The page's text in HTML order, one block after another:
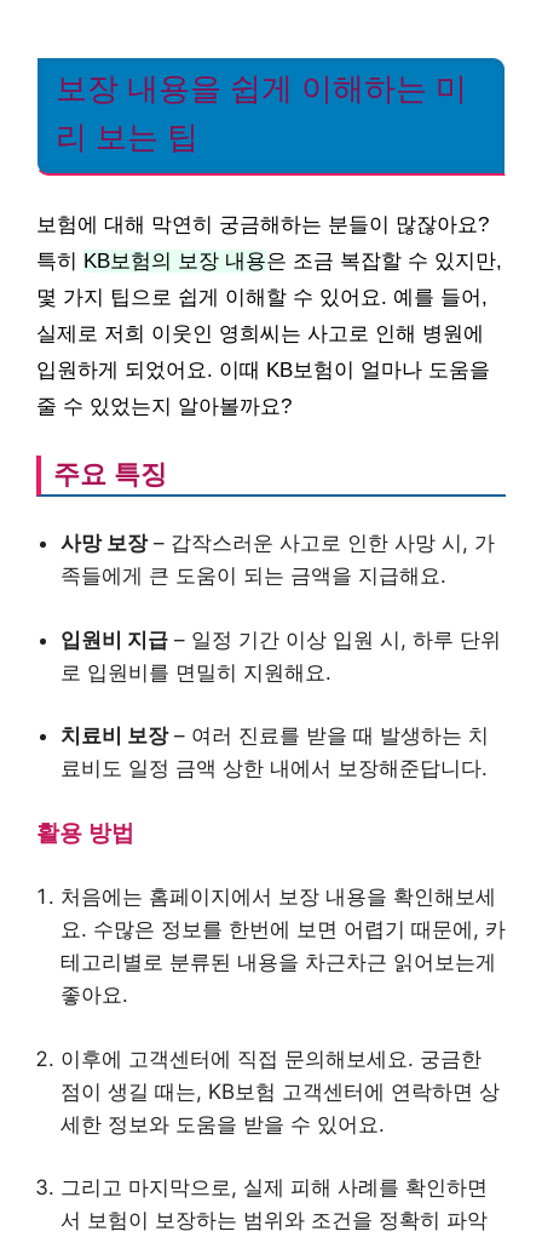
보장 내용을 쉽게 이해하는 미
리 보는 팁
보험에 대해 막연히 궁금해하는 분들이 많잖아요?
특히 KB보험의 보장 내용은 조금 복잡할 수 있지만,
몇 가지 팁으로 쉽게 이해할 수 있어요. 예를 들어,
실제로 저희 이웃인 영희씨는 사고로 인해 병원에
입원하게 되었어요. 이때 KB보험이 얼마나 도움을
줄 수 있었는지 알아볼까요?
주요 특징
사망 보장– 갑작스러운 사고로 인한 사망 시, 가
족들에게 큰 도움이 되는 금액을 지급해요.
입원비 지급 – 일정 기간 이상 입원 시, 하루 단위
로 입원비를 면밀히 지원해요.
치료비 보장– 여러 진료를 받을 때 발생하는 치
료비도 일정 금액 상한 내에서 보장해준답니다.
활용 방법
처음에는 홈페이지에서 보장 내용을 확인해보세
요. 수많은 정보를 한번에 보면 어렵기 때문에, 카
테고리별로 분류된 내용을 차근차근 읽어보는게
좋아요.
이후에 고객센터에 직접 문의해보세요. 궁금한
점이 생길 때는, KB보험 고객센터에 연락하면 상
세한 정보와 도움을 받을 수 있어요.
그리고 마지막으로, 실제 피해 사례를 확인하면
서 보험이 보장하는 범위와 조건을 정확히 파악